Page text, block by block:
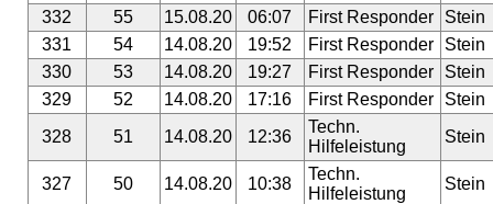
332
55 15.08.20 06:07 First Responder
Stein
331
54 14.08.20 19:52 First Responder
Stein
330
53 14.08.20 19:27 First Responder
Stein
329
52 14.08.20 17:16 First Responder
Stein
328
51 14.08.20 12:36
Techn.
Hilfeleistung
Stein
327 50 14.08.20 10:38
Techn.
Hilfeleistung
Stein